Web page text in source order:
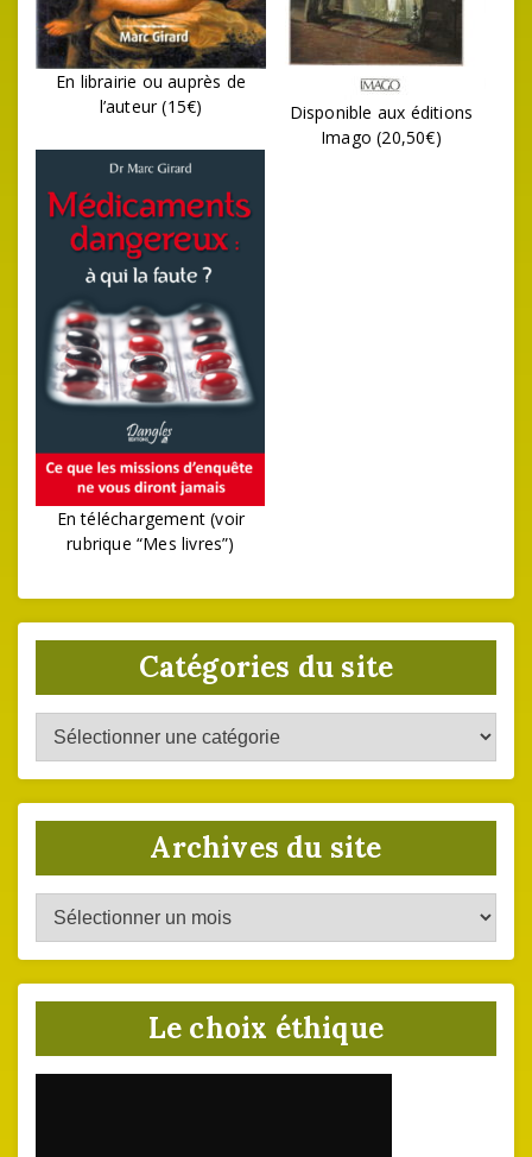
En librairie ou auprès de
l’auteur (15€)
Disponible aux éditions
Imago (20,50€)
En téléchargement (voir
rubrique “Mes livres”)
Catégories du site
Catégories
du
site
Archives du site
Archives
du
site
Le choix éthique